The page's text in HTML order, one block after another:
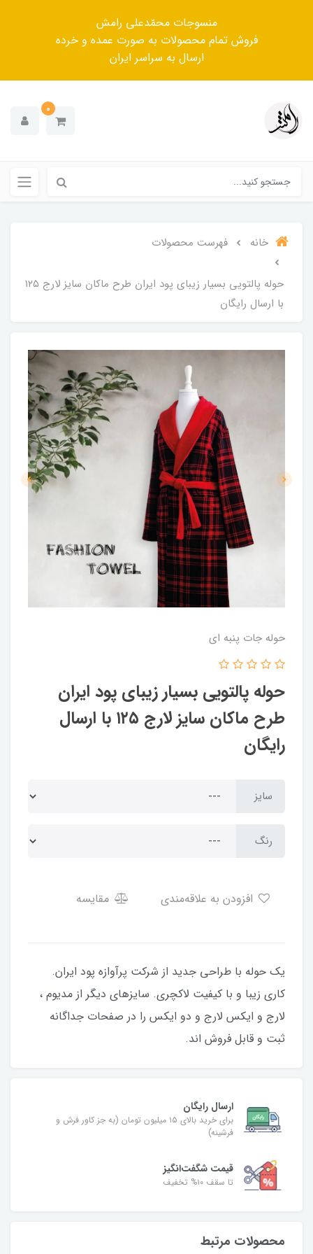
منسوجات محمّدعلی رامش
فروش تمام محصولات به صورت عمده و خرده
ارسال به سراسر ایران
0
خانه فهرست محصولات
حوله پالتویی بسیار زیبای پود ایران طرح ماکان سایز لارج ۱۲۵
با ارسال رایگان
حوله جات پنبه ای
حوله پالتویی بسیار زیبای پود ایران
طرح ماکان سایز لارج ۱۲۵ با ارسال
رایگان
سایز
رنگ
مقایسه
یک حوله با طراحی جدید از شرکت پرآوازه پود ایران.
کاری زیبا و با کیفیت لاکچری. سایزهای دیگر از مدیوم ،
لارج و ایکس لارج و دو ایکس را در صفحات جداگانه
ثبت و قابل فروش اند.
ارسال رایگان
برای خرید بالای ۱۵ میلیون تومان (به جز کاور فرش و
فرشینه)
قیمت شگفت‌انگیز
تا سقف ۱۰% تخفیف
محصولات مرتبط